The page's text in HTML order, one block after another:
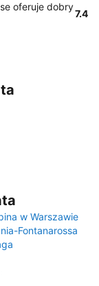
oferuje dobry
7.4
w Warszawie
Fontanarossa